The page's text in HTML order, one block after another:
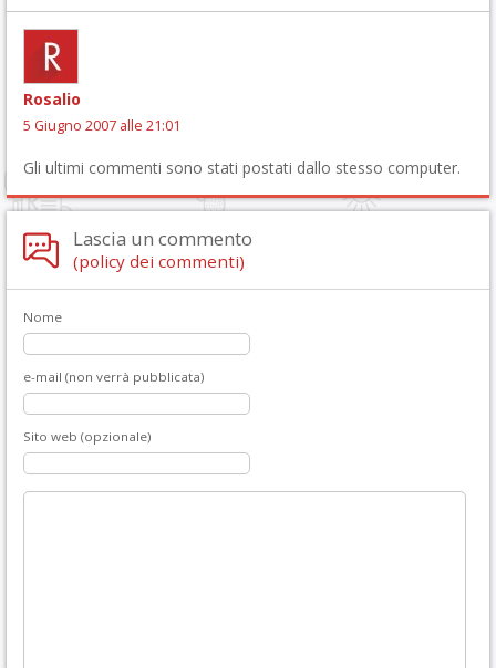
Rosalio
5 Giugno 2007 alle 21:01
Gli ultimi commenti sono stati postati dallo stesso computer.
Lascia un commento
(policy dei commenti)
Nome
e-mail (non verrà pubblicata)
Sito web (opzionale)